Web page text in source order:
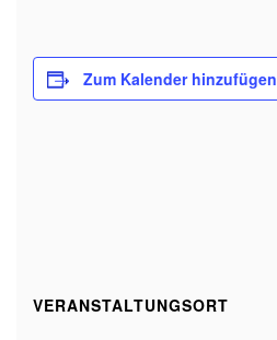
Zum Kalender hinzufügen
VERANSTALTUNGSORT